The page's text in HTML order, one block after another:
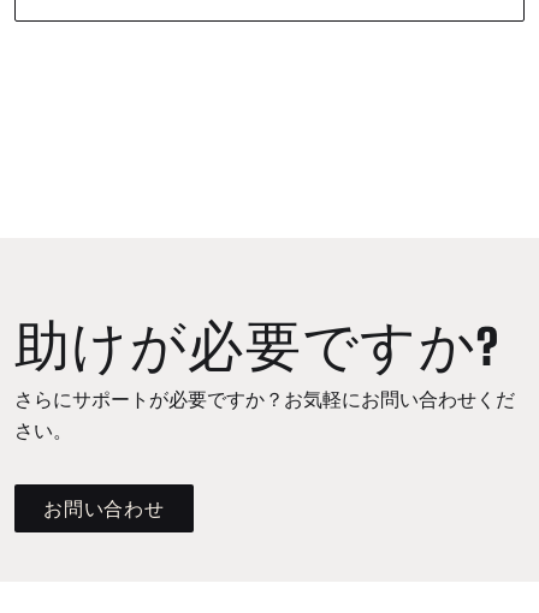
助けが必要ですか?
さらにサポートが必要ですか？お気軽にお問い合わせくだ
さい。
お問い合わせ